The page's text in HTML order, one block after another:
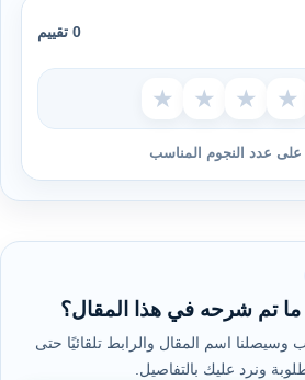
0 تقييم
★ ★ ★ ★
عدد النجوم المناسب
ما تم شرحه في هذا المقال؟
اسم المقال والرابط تلقائيًا حتى
ونرد عليك بالتفاصيل.